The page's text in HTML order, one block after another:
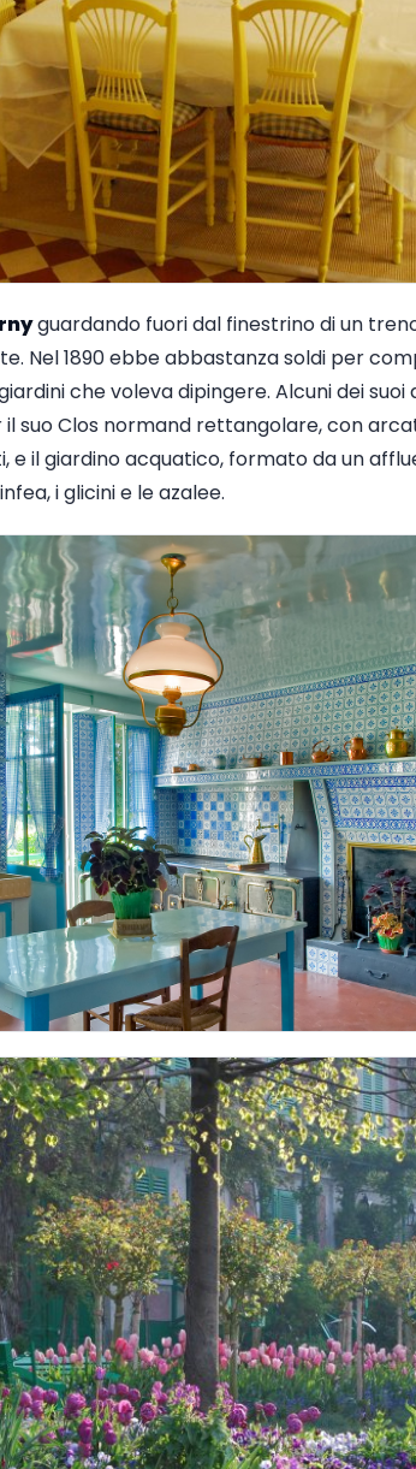
guardando fuori dal finestrino di un
Nel 1890 ebbe abbastanza soldi per
che voleva dipingere. Alcuni dei
il suo Clos normand rettangolare, con
il giardino acquatico, formato da un
i glicini e le azalee.